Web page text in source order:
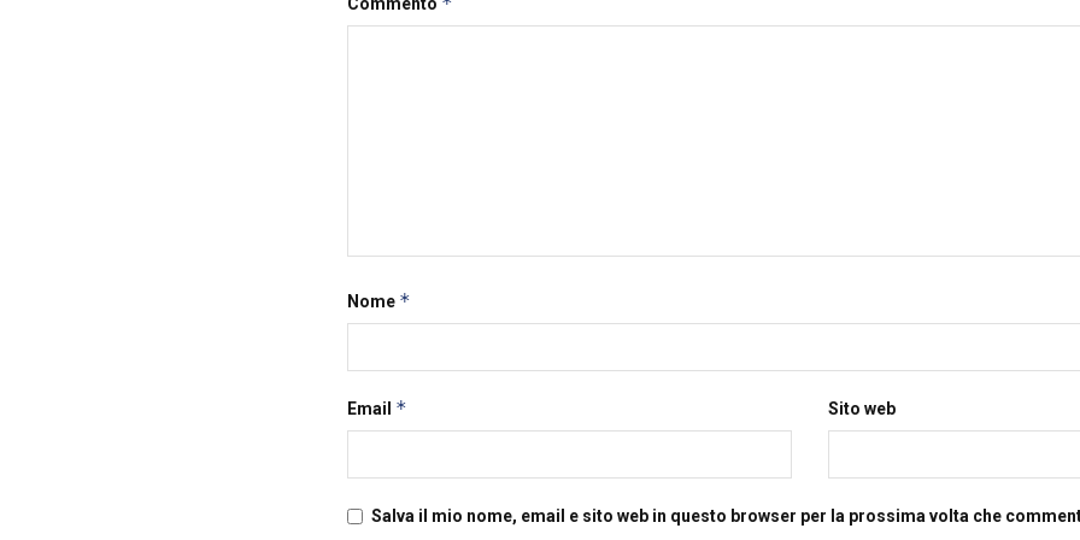
Nome *
Email * Sito web
Salva il mio nome, email e sito web in questo browser per la prossima volta che